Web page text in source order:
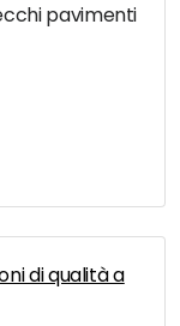
pavimenti
di qualità a